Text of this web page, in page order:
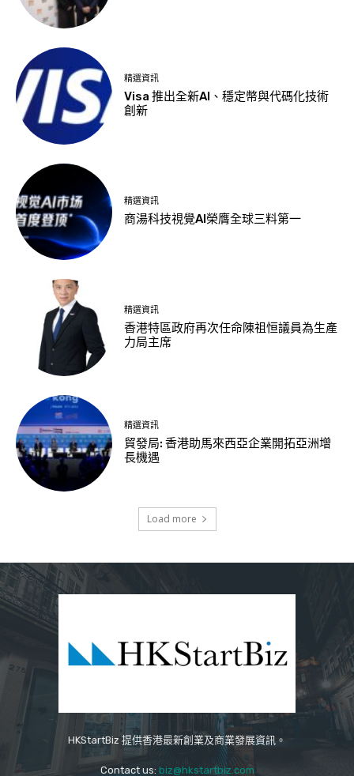
精選資訊
Visa 推出全新AI、穩定幣與代碼化技術
創新
精選資訊
商湯科技視覺AI榮膺全球三料第一
精選資訊
香港特區政府再次任命陳祖恒議員為生產
力局主席
精選資訊
貿發局: 香港助馬來西亞企業開拓亞洲增
長機遇
Load more
HKStartBiz 提供香港最新創業及商業發展資訊。
Contact us: biz@hkstartbiz.com